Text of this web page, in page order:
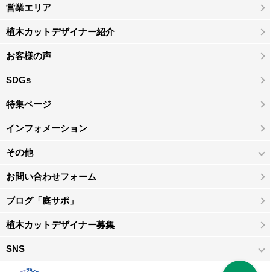
営業エリア
植木カットデザイナー紹介
お客様の声
SDGs
特集ページ
インフォメーション
その他
お問い合わせフォーム
ブログ「庭サポ」
植木カットデザイナー募集
SNS